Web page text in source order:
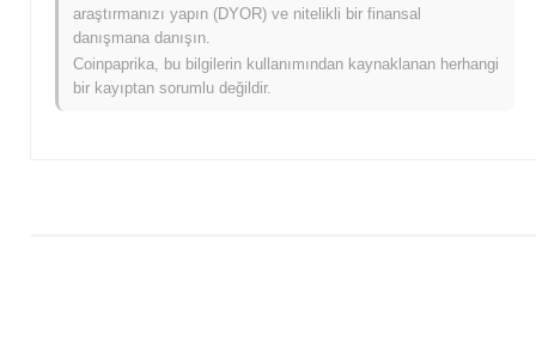
Son 7 günde ZenithZephyr0.00%kazandı, genel kripto
piyasasından 0.29%kazanç kaydeden daha düşük performans
gösterdi. Bu, daha geniş piyasa momentumuna göre ZZP'ün fiyat
hareketinde geçici bir gecikme gösterdiğini belirtir.
araştırmanızı yapın (DYOR) ve nitelikli bir finansal
danışmana danışın.
Coinpaprika, bu bilgilerin kullanımından kaynaklanan herhangi
bir kayıptan sorumlu değildir.